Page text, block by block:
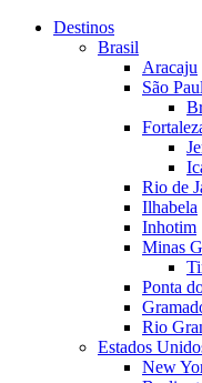
Destinos
Brasil
Aracaju
São
Rio de
Ilhabela
Inhotim
Minas
Ponta
Rio
Estados
New